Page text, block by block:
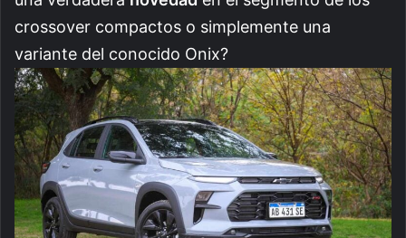
crossover compactos o simplemente una
variante del conocido Onix?